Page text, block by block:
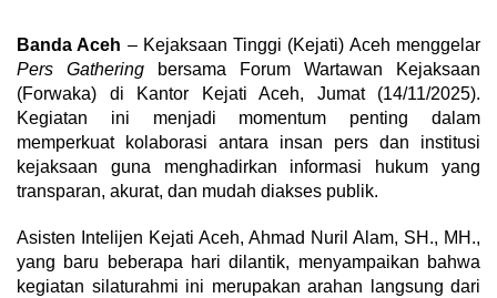
Banda Aceh – Kejaksaan Tinggi (Kejati) Aceh menggelar
Pers Gathering bersama Forum Wartawan Kejaksaan
(Forwaka) di Kantor Kejati Aceh, Jumat (14/11/2025).
Kegiatan ini menjadi momentum penting dalam
memperkuat kolaborasi antara insan pers dan institusi
kejaksaan guna menghadirkan informasi hukum yang
transparan, akurat, dan mudah diakses publik.
Asisten Intelijen Kejati Aceh, Ahmad Nuril Alam, SH., MH.,
yang baru beberapa hari dilantik, menyampaikan bahwa
kegiatan silaturahmi ini merupakan arahan langsung dari